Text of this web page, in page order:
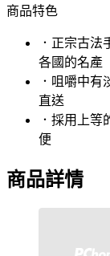
商品特色
．正宗古法
各國的名產
．咀嚼中
直送
．採用上等
便
商品詳情